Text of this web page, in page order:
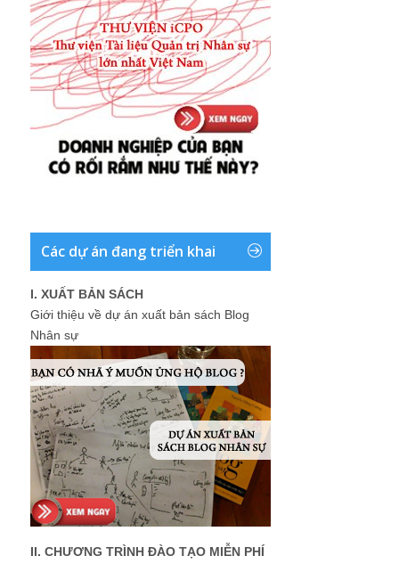
Các dự án đang triển khai
I. XUẤT BẢN SÁCH
Giới thiệu về dự án xuất bản sách Blog
Nhân sự
II. CHƯƠNG TRÌNH ĐÀO TẠO MIỄN PHÍ